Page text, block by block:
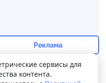
как +21
мм 95%
Прислать новость
Реклама
сервисы для
контента.